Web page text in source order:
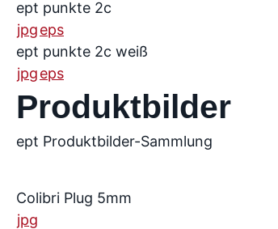
ept punkte 2c
jpgeps
ept punkte 2c weiß
jpgeps
Produktbilder
ept Produktbilder-Sammlung
Colibri Plug 5mm
jpg